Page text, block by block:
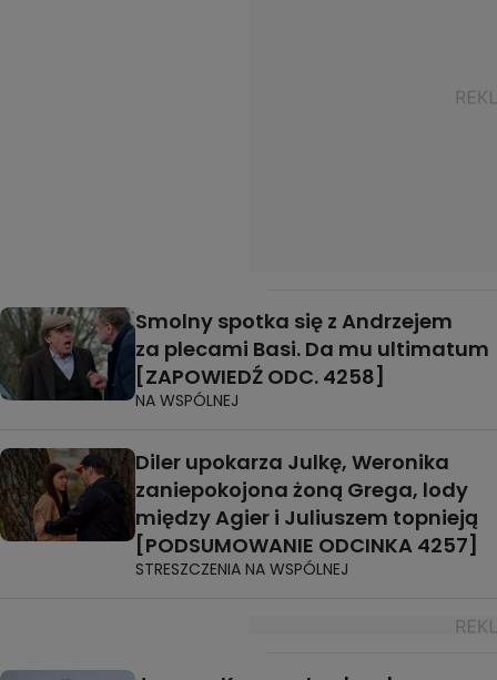
Smolny spotka się z Andrzejem
za plecami Basi. Da mu ultimatum
[ZAPOWIEDŹ ODC. 4258]
NA WSPÓLNEJ
Diler upokarza Julkę, Weronika
zaniepokojona żoną Grega, lody
między Agier i Juliuszem topnieją
[PODSUMOWANIE ODCINKA 4257]
STRESZCZENIA NA WSPÓLNEJ